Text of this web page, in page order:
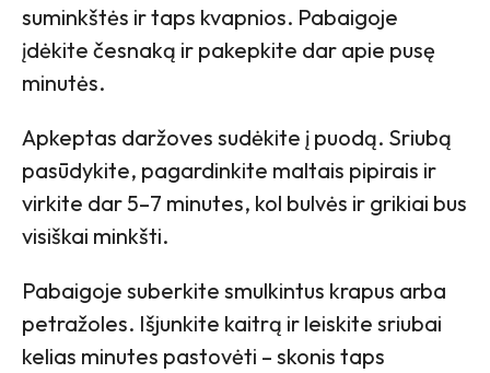
suminkštės ir taps kvapnios. Pabaigoje
įdėkite česnaką ir pakepkite dar apie pusę
minutės.
Apkeptas daržoves sudėkite į puodą. Sriubą
pasūdykite, pagardinkite maltais pipirais ir
virkite dar 5–7 minutes, kol bulvės ir grikiai bus
visiškai minkšti.
Pabaigoje suberkite smulkintus krapus arba
petražoles. Išjunkite kaitrą ir leiskite sriubai
kelias minutes pastovėti – skonis taps